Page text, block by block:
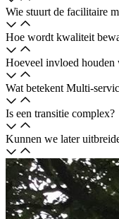
Wie stuurt de facilitaire
Hoe wordt kwaliteit
Hoeveel invloed houden
Wat betekent
Is een transitie complex?
Kunnen we later